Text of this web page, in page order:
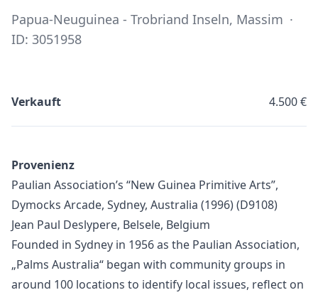
Papua-Neuguinea - Trobriand Inseln, Massim ·
ID: 3051958
Verkauft 4.500 €
Provenienz
Paulian Association’s “New Guinea Primitive Arts”,
Dymocks Arcade, Sydney, Australia (1996) (D9108)
Jean Paul Deslypere, Belsele, Belgium
Founded in Sydney in 1956 as the Paulian Association,
„Palms Australia“ began with community groups in
around 100 locations to identify local issues, reflect on